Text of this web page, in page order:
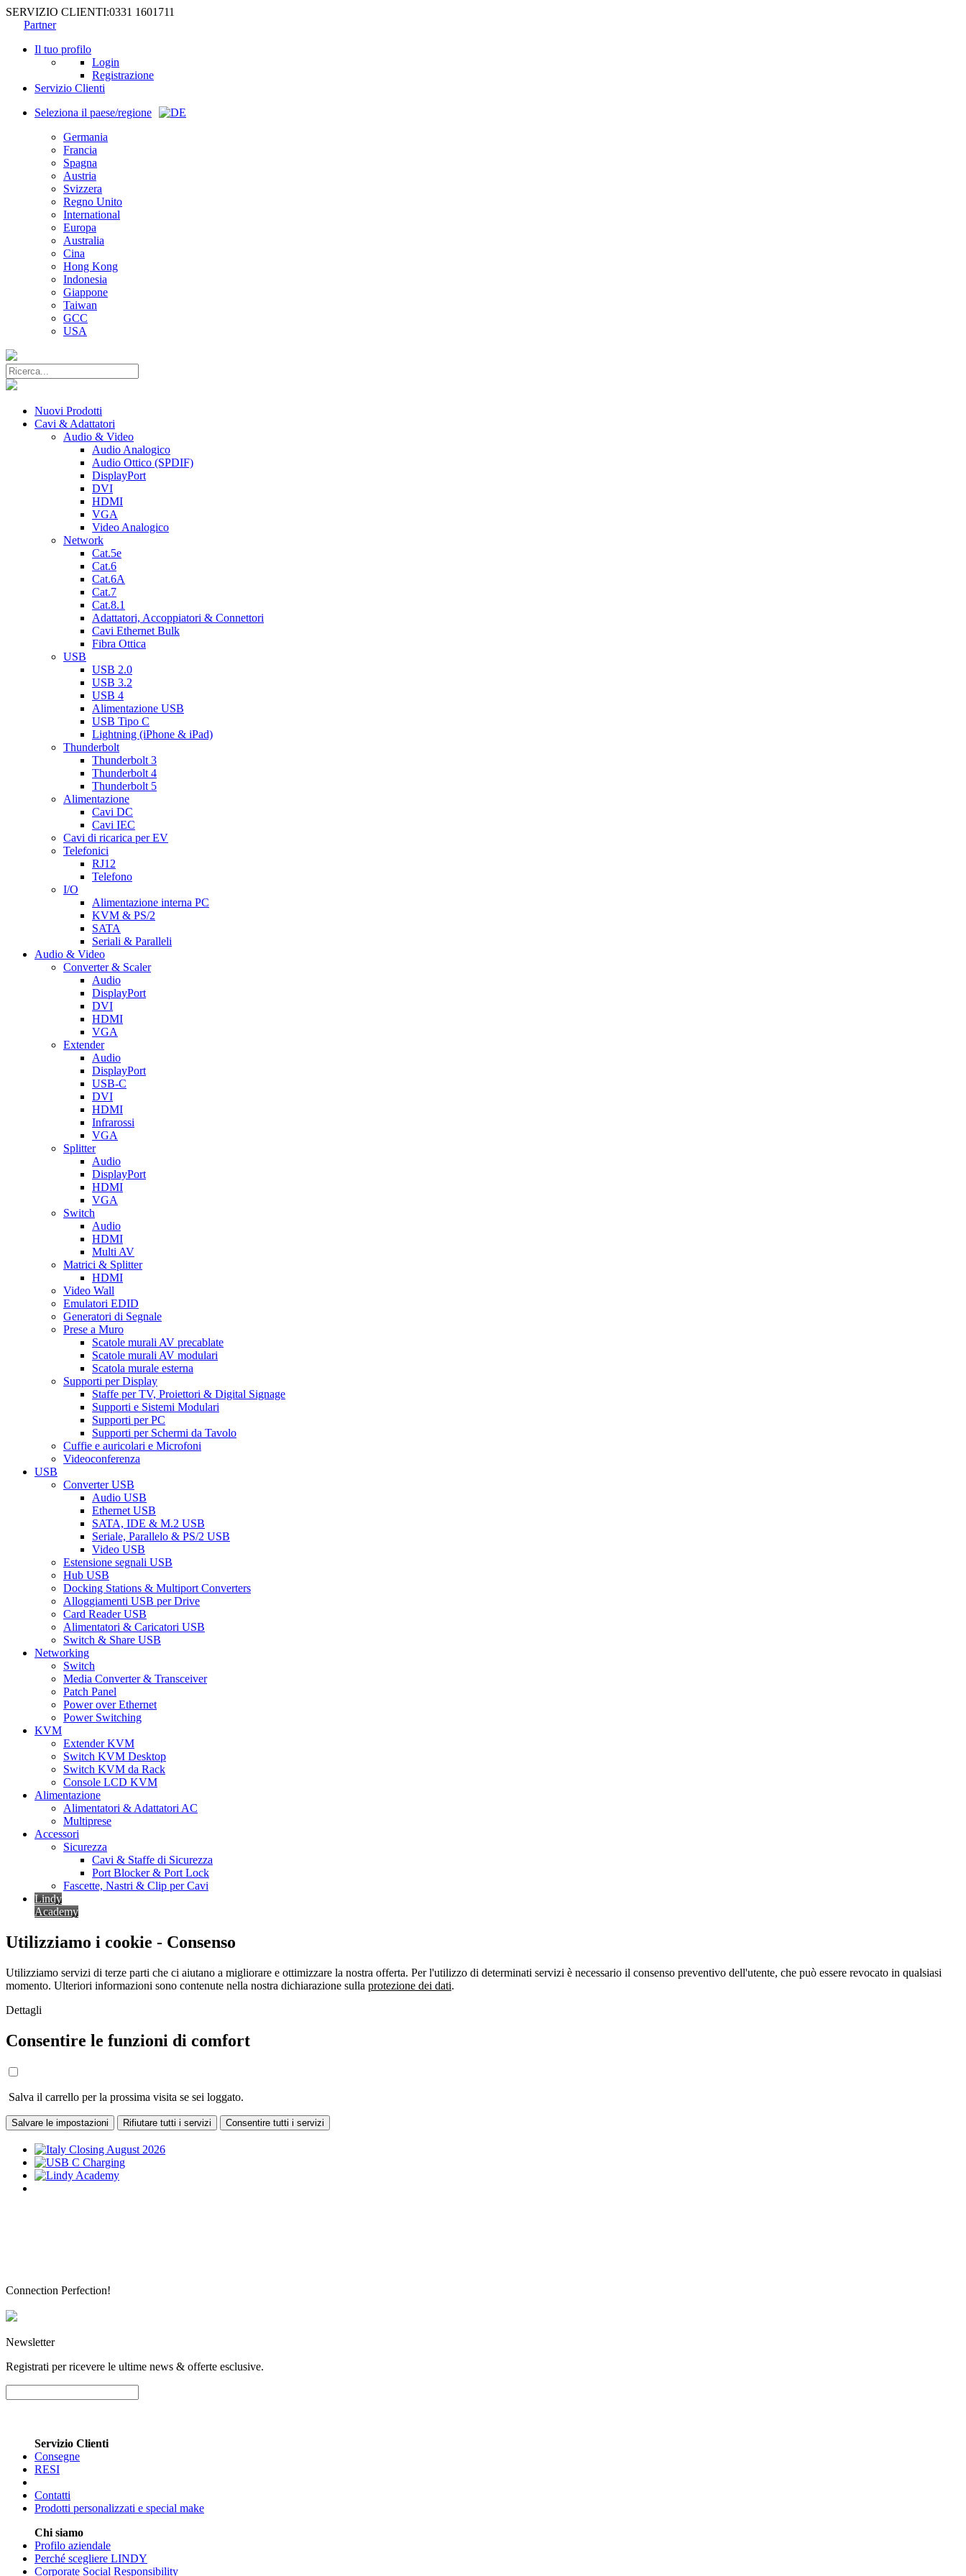
SERVIZIO CLIENTI:0331 1601711
Partner
Il tuo profilo
Login
Registrazione
Servizio Clienti
Seleziona il paese/regione
Germania
Francia
Spagna
Austria
Svizzera
Regno Unito
International
Europa
Australia
Cina
Hong Kong
Indonesia
Giappone
Taiwan
GCC
USA
Nuovi Prodotti
Cavi & Adattatori
Audio & Video
Audio Analogico
Audio Ottico (SPDIF)
DisplayPort
DVI
HDMI
VGA
Video Analogico
Network
Cat.5e
Cat.6
Cat.6A
Cat.7
Cat.8.1
Adattatori, Accoppiatori & Connettori
Cavi Ethernet Bulk
Fibra Ottica
USB
USB 2.0
USB 3.2
USB 4
Alimentazione USB
USB Tipo C
Lightning (iPhone & iPad)
Thunderbolt
Thunderbolt 3
Thunderbolt 4
Thunderbolt 5
Alimentazione
Cavi DC
Cavi IEC
Cavi di ricarica per EV
Telefonici
RJ12
Telefono
I/O
Alimentazione interna PC
KVM & PS/2
SATA
Seriali & Paralleli
Audio & Video
Converter & Scaler
Audio
DisplayPort
DVI
HDMI
VGA
Extender
Audio
DisplayPort
USB-C
DVI
HDMI
Infrarossi
VGA
Splitter
Audio
DisplayPort
HDMI
VGA
Switch
Audio
HDMI
Multi AV
Matrici & Splitter
HDMI
Video Wall
Emulatori EDID
Generatori di Segnale
Prese a Muro
Scatole murali AV precablate
Scatole murali AV modulari
Scatola murale esterna
Supporti per Display
Staffe per TV, Proiettori & Digital Signage
Supporti e Sistemi Modulari
Supporti per PC
Supporti per Schermi da Tavolo
Cuffie e auricolari e Microfoni
Videoconferenza
USB
Converter USB
Audio USB
Ethernet USB
SATA, IDE & M.2 USB
Seriale, Parallelo & PS/2 USB
Video USB
Estensione segnali USB
Hub USB
Docking Stations & Multiport Converters
Alloggiamenti USB per Drive
Card Reader USB
Alimentatori & Caricatori USB
Switch & Share USB
Networking
Switch
Media Converter & Transceiver
Patch Panel
Power over Ethernet
Power Switching
KVM
Extender KVM
Switch KVM Desktop
Switch KVM da Rack
Console LCD KVM
Alimentazione
Alimentatori & Adattatori AC
Multiprese
Accessori
Sicurezza
Cavi & Staffe di Sicurezza
Port Blocker & Port Lock
Fascette, Nastri & Clip per Cavi
Lindy
Academy
Utilizziamo i cookie - Consenso
Utilizziamo servizi di terze parti che ci aiutano a migliorare e ottimizzare la nostra offerta. Per l'utilizzo di determinati servizi è necessario il consenso preventivo dell'utente, che può essere revocato in qualsiasi
momento. Ulteriori informazioni sono contenute nella nostra dichiarazione sulla protezione dei dati.
Dettagli
Consentire le funzioni di comfort
Salva il carrello per la prossima visita se sei loggato.
Salvare le impostazioni Rifiutare tutti i servizi Consentire tutti i servizi
Connection Perfection!
Newsletter
Registrati per ricevere le ultime news & offerte esclusive.
Servizio Clienti
Consegne
RESI
Contatti
Prodotti personalizzati e special make
Chi siamo
Profilo aziendale
Perché scegliere LINDY
Corporate Social Responsibility